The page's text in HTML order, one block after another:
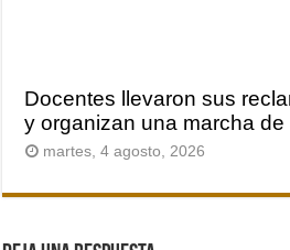
Docentes llevaron sus
y organizan una marcha de
martes, 4 agosto, 2026